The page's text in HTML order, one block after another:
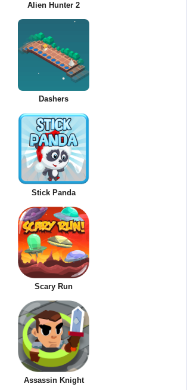
Alien Hunter 2
Dashers
Stick Panda
Scary Run
Assassin Knight